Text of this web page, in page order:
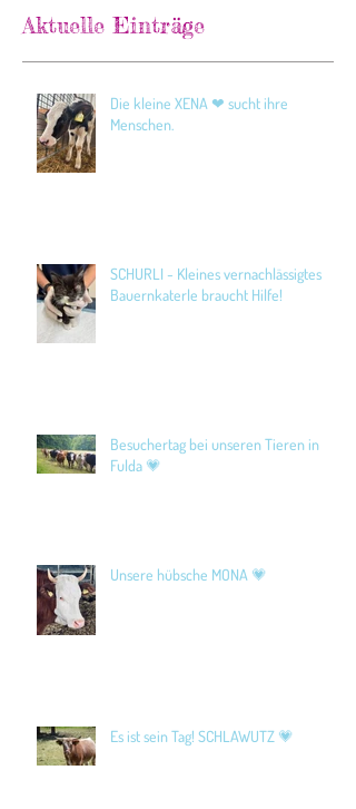
Aktuelle Einträge
Die kleine XENA ❤ sucht ihre
Menschen.
SCHURLI - Kleines vernachlässigtes
Bauernkaterle braucht Hilfe!
Besuchertag bei unseren Tieren in
Fulda 💗
Unsere hübsche MONA 💗
Es ist sein Tag! SCHLAWUTZ 💗